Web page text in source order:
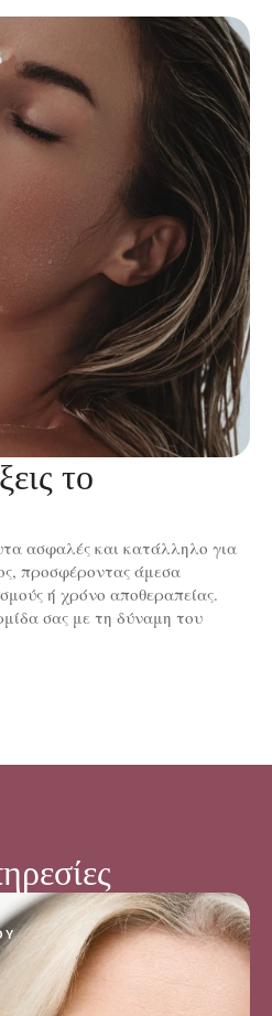
το
ασφαλές και κατάλληλο για
προσφέροντας άμεσα
ή χρόνο αποθεραπείας.
σας με τη δύναμη του